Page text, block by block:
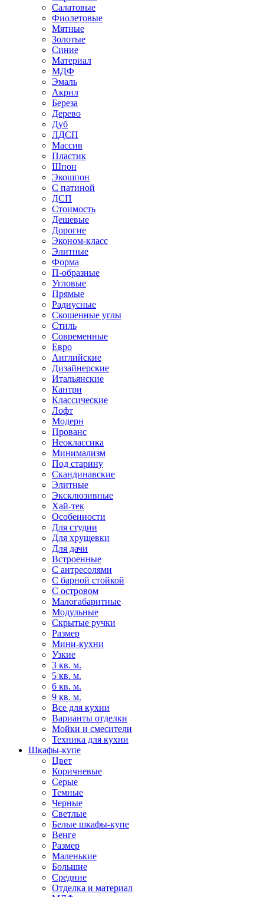
Салатовые
Фиолетовые
Мятные
Золотые
Синие
Материал
МДФ
Эмаль
Акрил
Береза
Дерево
Дуб
ЛДСП
Массив
Пластик
Шпон
Экошпон
С патиной
ДСП
Стоимость
Дешевые
Дорогие
Эконом-класс
Элитные
Форма
П-образные
Угловые
Прямые
Радиусные
Скошенные углы
Стиль
Современные
Евро
Английские
Дизайнерские
Итальянские
Кантри
Классические
Лофт
Модерн
Прованс
Неоклассика
Минимализм
Под старину
Скандинавские
Элитные
Эксклюзивные
Хай-тек
Особенности
Для студии
Для хрущевки
Для дачи
Встроенные
С антресолями
С барной стойкой
С островом
Малогабаритные
Модульные
Скрытые ручки
Размер
Мини-кухни
Узкие
3 кв. м.
5 кв. м.
6 кв. м.
9 кв. м.
Все для кухни
Варианты отделки
Мойки и смесители
Техника для кухни
Шкафы-купе
Цвет
Коричневые
Серые
Темные
Черные
Светлые
Белые шкафы-купе
Венге
Размер
Маленькие
Большие
Средние
Отделка и материал